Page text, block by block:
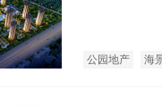
公园地产 海